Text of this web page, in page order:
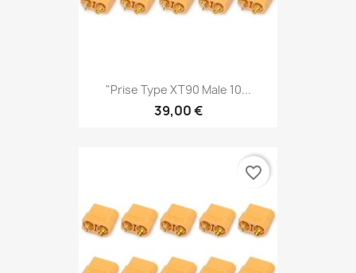
"Prise Type XT90 Male 10...
39,00 €
favorite_border